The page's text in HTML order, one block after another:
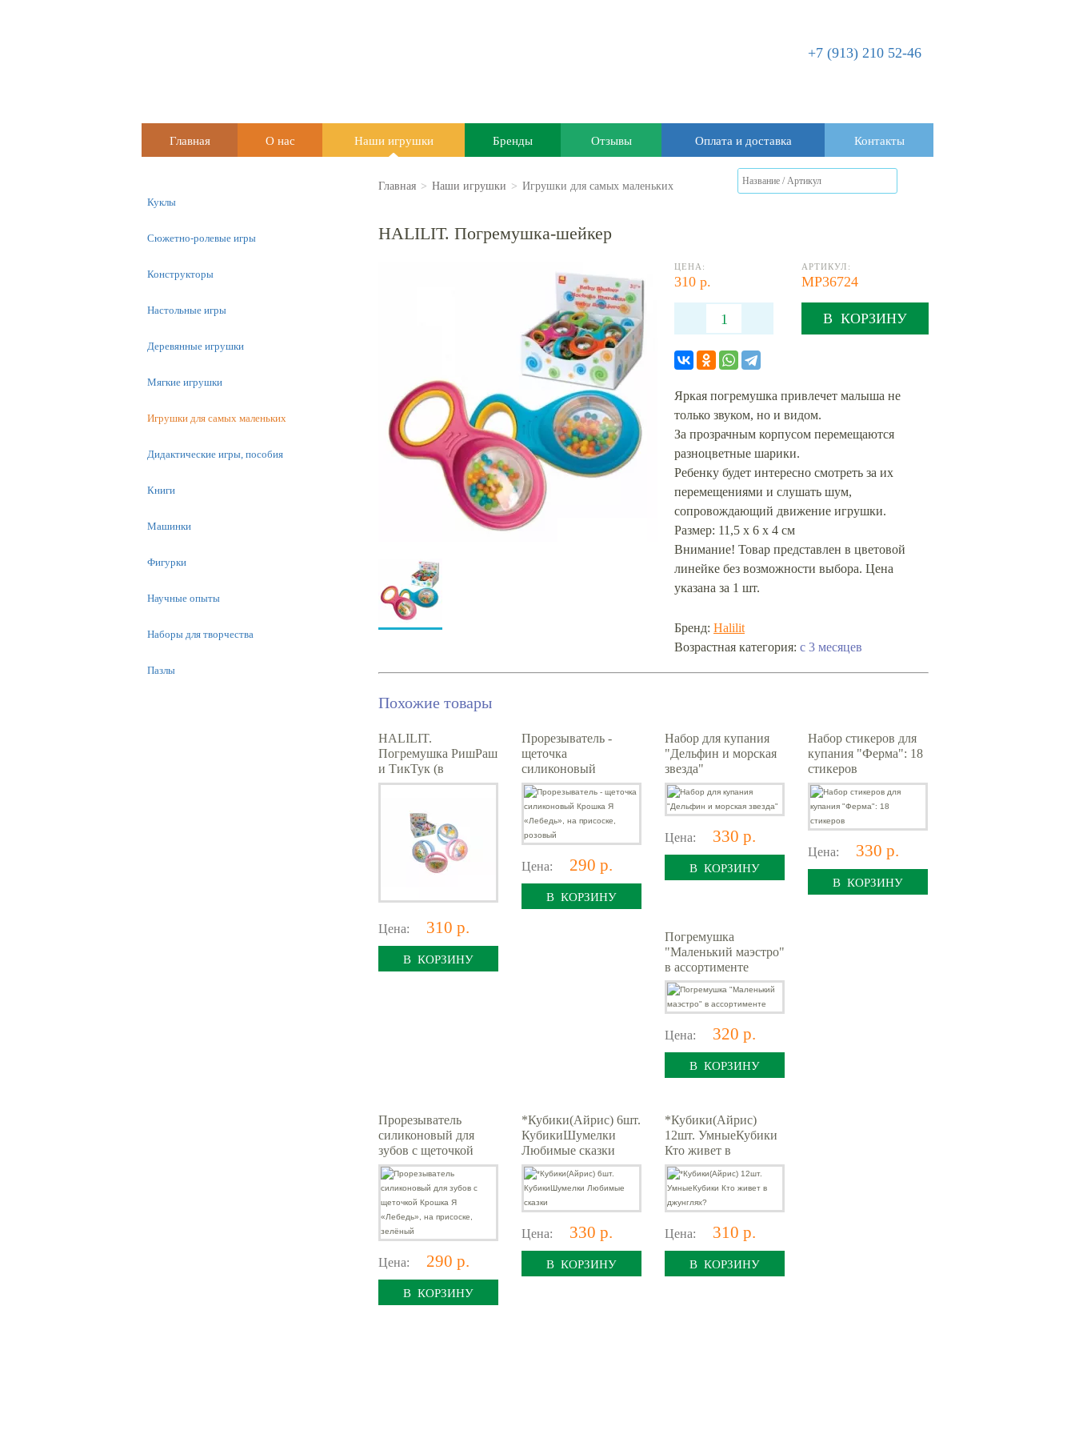
+7 (913) 210 52-46
Главная О нас Наши игрушки Бренды Отзывы Оплата и доставка Контакты
Главная > Наши игрушки > Игрушки для самых маленьких
HALILIT. Погремушка-шейкер
ЦЕНА:
310 р.
АРТИКУЛ:
MP36724
В КОРЗИНУ
Яркая погремушка привлечет малыша не
только звуком, но и видом.
За прозрачным корпусом перемещаются
разноцветные шарики.
Ребенку будет интересно смотреть за их
перемещениями и слушать шум,
сопровождающий движение игрушки.
Размер: 11,5 х 6 х 4 см
Внимание! Товар представлен в цветовой
линейке без возможности выбора. Цена
указана за 1 шт.
Бренд: Halilit
Возрастная категория: c 3 месяцев
Похожие товары
HALILIT.
Погремушка РишРаш
и ТикТук (в
ассортименте)
Цена: 310 р.
В КОРЗИНУ
Прорезыватель -
щеточка
силиконовый
Крошка Я «Лебедь»,
на присоске, розовый
Цена: 290 р.
В КОРЗИНУ
Набор для купания
"Дельфин и морская
звезда"
Цена: 330 р.
В КОРЗИНУ
Набор стикеров для
купания "Ферма": 18
стикеров
Цена: 330 р.
В КОРЗИНУ
Погремушка
"Маленький маэстро"
в ассортименте
Цена: 320 р.
В КОРЗИНУ
Прорезыватель
силиконовый для
зубов с щеточкой
Крошка Я «Лебедь»,
на присоске, зелёный
Цена: 290 р.
В КОРЗИНУ
*Кубики(Айрис) 6шт.
КубикиШумелки
Любимые сказки
Цена: 330 р.
В КОРЗИНУ
*Кубики(Айрис)
12шт. УмныеКубики
Кто живет в
джунглях?
Цена: 310 р.
В КОРЗИНУ
Куклы
Сюжетно-ролевые игры
Конструкторы
Настольные игры
Деревянные игрушки
Мягкие игрушки
Игрушки для самых маленьких
Дидактические игры, пособия
Книги
Машинки
Фигурки
Научные опыты
Наборы для творчества
Пазлы